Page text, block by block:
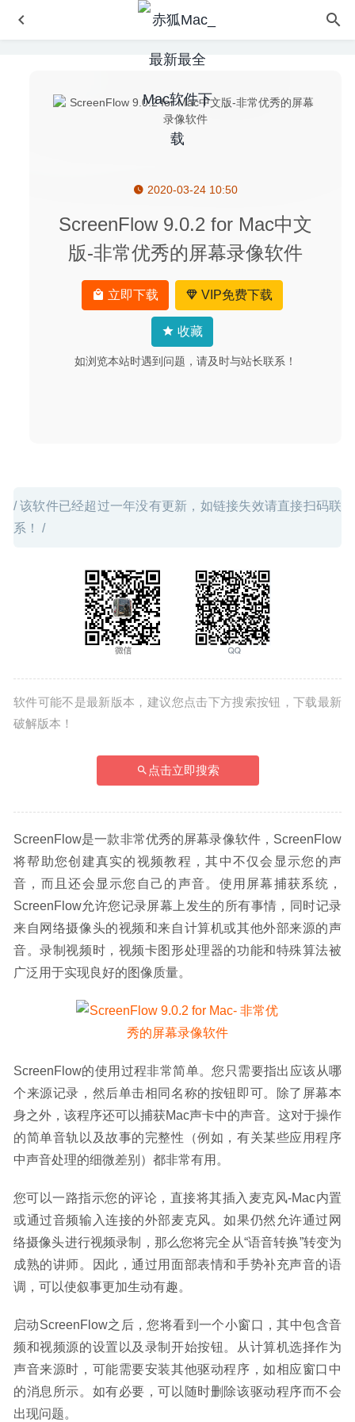
2020-03-24 10:50
ScreenFlow 9.0.2 for Mac中文
版-非常优秀的屏幕录像软件
立即下载 VIP免费下载
收藏
如浏览本站时遇到问题，请及时与站长联系！
/ 该软件已经超过一年没有更新，如链接失效请直接扫码联
系！ /
软件可能不是最新版本，建议您点击下方搜索按钮，下载最新
破解版本！
点击立即搜索
ScreenFlow是一款非常优秀的屏幕录像软件，ScreenFlow
将帮助您创建真实的视频教程，其中不仅会显示您的声
音，而且还会显示您自己的声音。使用屏幕捕获系统，
ScreenFlow允许您记录屏幕上发生的所有事情，同时记录
来自网络摄像头的视频和来自计算机或其他外部来源的声
音。录制视频时，视频卡图形处理器的功能和特殊算法被
广泛用于实现良好的图像质量。
ScreenFlow的使用过程非常简单。您只需要指出应该从哪
个来源记录，然后单击相同名称的按钮即可。除了屏幕本
身之外，该程序还可以捕获Mac声卡中的声音。这对于操作
的简单音轨以及故事的完整性（例如，有关某些应用程序
中声音处理的细微差别）都非常有用。
您可以一路指示您的评论，直接将其插入麦克风-Mac内置
或通过音频输入连接的外部麦克风。如果仍然允许通过网
络摄像头进行视频录制，那么您将完全从“语音转换”转变为
成熟的讲师。因此，通过用面部表情和手势补充声音的语
调，可以使叙事更加生动有趣。
启动ScreenFlow之后，您将看到一个小窗口，其中包含音
频和视频源的设置以及录制开始按钮。从计算机选择作为
声音来源时，可能需要安装其他驱动程序，如相应窗口中
的消息所示。如有必要，可以随时删除该驱动程序而不会
出现问题。
WebScraper 4.13 – 网站数据提取工具 2020-08-25
Downie 4.1.4 中文版-视频网站视频下载工具 2020-09-04
WiFi Signal 4.3.1 – WiFi信号监测管理工具 2020-08-08
Claris FileMaker Pro 21.1.1.41 中文版 – 专业级定制化开发
2025-01-13